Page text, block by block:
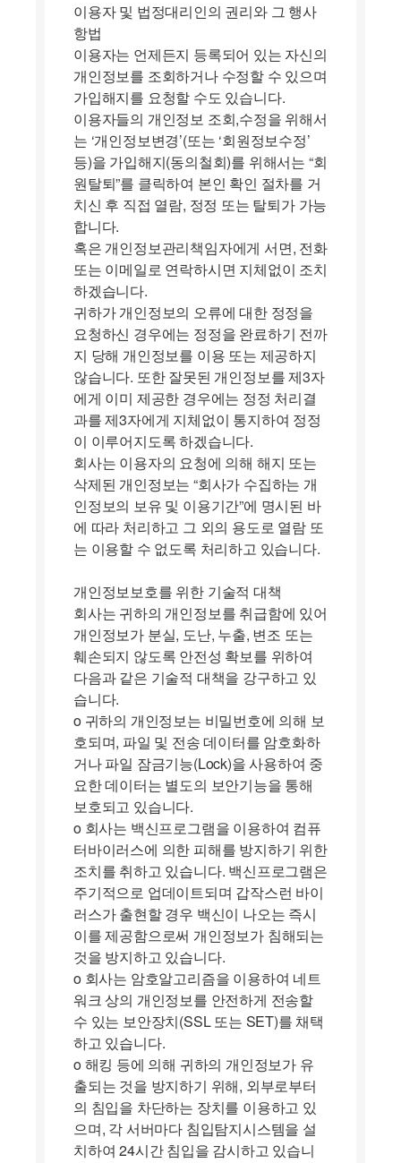
이용자 및 법정대리인의 권리와 그 행사
항법
이용자는 언제든지 등록되어 있는 자신의
개인정보를 조회하거나 수정할 수 있으며
가입해지를 요청할 수도 있습니다.
이용자들의 개인정보 조회,수정을 위해서
는 ‘개인정보변경’(또는 ‘회원정보수정’
등)을 가입해지(동의철회)를 위해서는 “회
원탈퇴”를 클릭하여 본인 확인 절차를 거
치신 후 직접 열람, 정정 또는 탈퇴가 가능
합니다.
혹은 개인정보관리책임자에게 서면, 전화
또는 이메일로 연락하시면 지체없이 조치
하겠습니다.
귀하가 개인정보의 오류에 대한 정정을
요청하신 경우에는 정정을 완료하기 전까
지 당해 개인정보를 이용 또는 제공하지
않습니다. 또한 잘못된 개인정보를 제3자
에게 이미 제공한 경우에는 정정 처리결
과를 제3자에게 지체없이 통지하여 정정
이 이루어지도록 하겠습니다.
회사는 이용자의 요청에 의해 해지 또는
삭제된 개인정보는 “회사가 수집하는 개
인정보의 보유 및 이용기간”에 명시된 바
에 따라 처리하고 그 외의 용도로 열람 또
는 이용할 수 없도록 처리하고 있습니다.
개인정보보호를 위한 기술적 대책
회사는 귀하의 개인정보를 취급함에 있어
개인정보가 분실, 도난, 누출, 변조 또는
훼손되지 않도록 안전성 확보를 위하여
다음과 같은 기술적 대책을 강구하고 있
습니다.
ο 귀하의 개인정보는 비밀번호에 의해 보
호되며, 파일 및 전송 데이터를 암호화하
거나 파일 잠금기능(Lock)을 사용하여 중
요한 데이터는 별도의 보안기능을 통해
보호되고 있습니다.
ο 회사는 백신프로그램을 이용하여 컴퓨
터바이러스에 의한 피해를 방지하기 위한
조치를 취하고 있습니다. 백신프로그램은
주기적으로 업데이트되며 갑작스런 바이
러스가 출현할 경우 백신이 나오는 즉시
이를 제공함으로써 개인정보가 침해되는
것을 방지하고 있습니다.
ο 회사는 암호알고리즘을 이용하여 네트
워크 상의 개인정보를 안전하게 전송할
수 있는 보안장치(SSL 또는 SET)를 채택
하고 있습니다.
ο 해킹 등에 의해 귀하의 개인정보가 유
출되는 것을 방지하기 위해, 외부로부터
의 침입을 차단하는 장치를 이용하고 있
으며, 각 서버마다 침입탐지시스템을 설
치하여 24시간 침입을 감시하고 있습니